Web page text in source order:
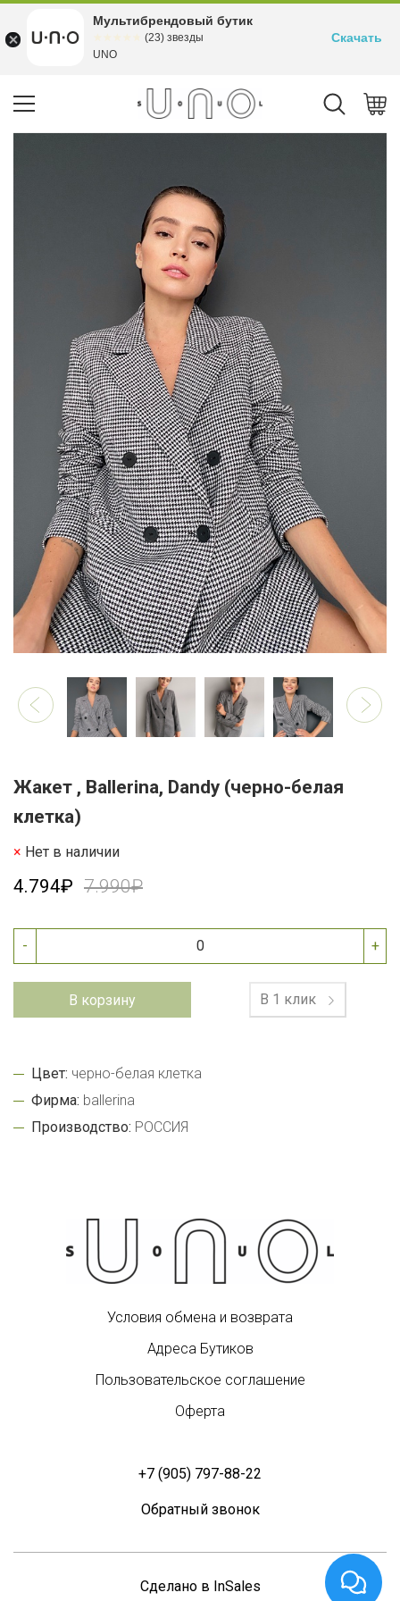
Жакет , Ballerina, Dandy (черно-белая
клетка)
Нет в наличии
4.794₽ 7.990₽
- +
В корзину В 1 клик
Цвет: черно-белая клетка
Фирма: ballerina
Производство: РОССИЯ
Условия обмена и возврата
Адреса Бутиков
Пользовательское соглашение
Оферта
+7 (905) 797-88-22
Обратный звонок
Сделано в InSales
Мультибрендовый бутик
(23) звезды
UNO
Скачать